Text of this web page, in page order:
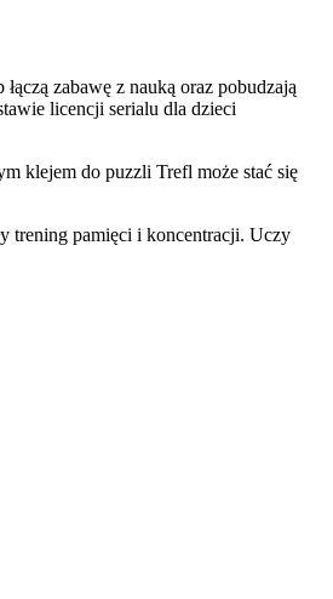
zabawę z nauką oraz pobudzają
licencji serialu dla dzieci
klejem do puzzli Trefl może stać się
trening pamięci i koncentracji. Uczy